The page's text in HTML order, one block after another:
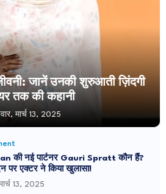
जानें उनकी शुरुआती ज़िंदगी
तक की कहानी
मार्च 13, 2025
की नई पार्टनर Gauri Spratt कौन हैं?
पर एक्टर ने किया खुलासा!
13, 2025